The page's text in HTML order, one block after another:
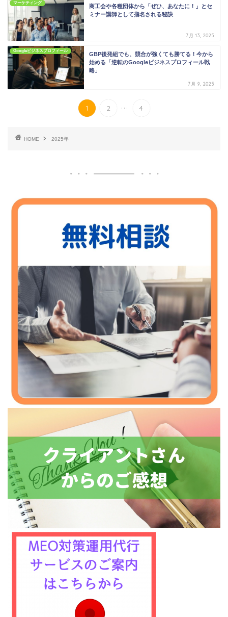
マーケティング
商工会や各種団体から「ぜひ、あなたに！」とセ
ミナー講師として指名される秘訣
7月 13, 2025
Googleビジネスプロフィール
GBP後発組でも、競合が強くても勝てる！今から
始める「逆転のGoogleビジネスプロフィール戦
略」
7月 9, 2025
1 2 ... 4
HOME 2025年